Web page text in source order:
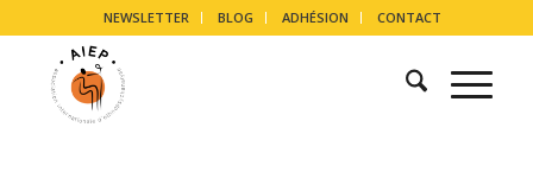
NEWSLETTER BLOG ADHÉSION CONTACT